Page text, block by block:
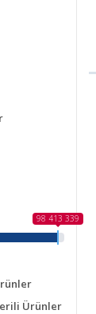
98 413 339
Ürünler